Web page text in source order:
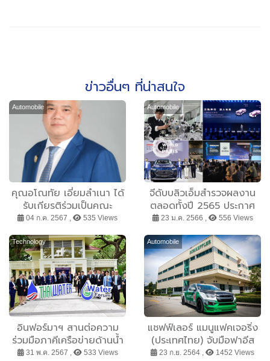
ข่าวอื่นๆ ที่น่าสนใจ
Automobile
คุณอโณทัย เอี่ยมลำเนา ได้
รับเกียรติร่วมเป็นคณะ
กรรมการตัดสิน Asia
Automotive Award ประจำ
ปี 2024
04 ก.ค. 2567 , 535 Views
Automobile
จีดับบลิวเอ็มสำรวจผลงาน
ตลอดทั้งปี 2565 ประกาศ
ขยายแผนงานระดับโลก โดย
มีอีโคซิสเต็มสนับสนุนเบื้อง
หลัง
23 ม.ค. 2566 , 556 Views
Technology
อินฟอร์มาฯ สานต่อความ
ร่วมมือภาคีเครือข่ายด้านน้ำ
พร้อมจัดงาน “Thai Water
31 พ.ค. 2567 , 533 Views
Automobile
แชฟฟ์เลอร์ แมนูแฟคเจอริ่ง
(ประเทศไทย) จับมือฟาอีส
ยูไนเต็ดมอเตอร์สปอร์ต ร่วม
23 ก.ย. 2564 , 1452 Views